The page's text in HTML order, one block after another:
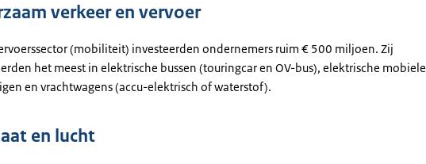
verkeer en vervoer
(mobiliteit) investeerden ondernemers ruim € 500 miljoen. Zij
het meest in elektrische bussen (touringcar en OV-bus), elektrische mobiele
en vrachtwagens (accu-elektrisch of waterstof).
en lucht